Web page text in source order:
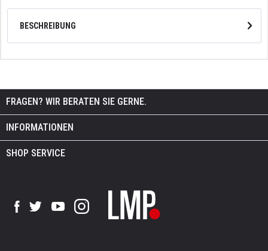
BESCHREIBUNG
FRAGEN? WIR BERATEN SIE GERNE.
INFORMATIONEN
SHOP SERVICE